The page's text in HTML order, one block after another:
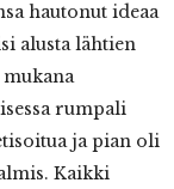
hautonut ideaa
alusta lähtien
rumpali
ja pian oli
Kaikki